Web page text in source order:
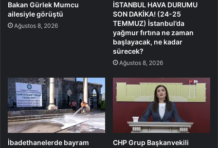
Bakan Gürlek Mumcu
ailesiyle görüştü
Ağustos 8, 2026
İSTANBUL HAVA DURUMU
SON DAKİKA! (24-25
TEMMUZ) İstanbul’da
yağmur fırtına ne zaman
başlayacak, ne kadar
sürecek?
Ağustos 8, 2026
İbadethanelerde bayram
CHP Grup Başkanvekili